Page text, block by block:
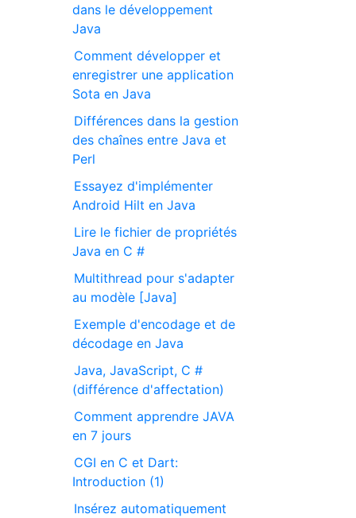
dans le développement
Java
Comment développer et
enregistrer une application
Sota en Java
Différences dans la gestion
des chaînes entre Java et
Perl
Essayez d'implémenter
Android Hilt en Java
Lire le fichier de propriétés
Java en C #
Multithread pour s'adapter
au modèle [Java]
Exemple d'encodage et de
décodage en Java
Java, JavaScript, C #
(différence d'affectation)
Comment apprendre JAVA
en 7 jours
CGI en C et Dart:
Introduction (1)
Insérez automatiquement